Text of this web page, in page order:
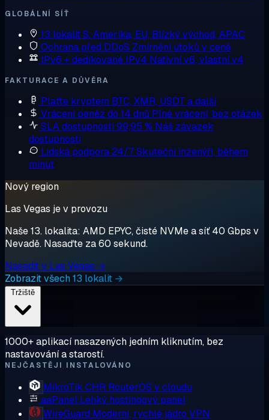
GLOBÁLNÍ SÍŤ
13 lokalitS. Amerika, EU, Blízký východ, APAC
Ochrana před DDoS Zmírnění útoků v ceně
IPv6 + dedikované IPv4 Nativní v6, vlastní v4
FAKTURACE A DŮVĚRA
Plaťte kryptem BTC, XMR, USDT a další
Vrácení peněz do 14 dnů Plné vrácení, bez otázek
SLA dostupnosti 99,95 % Náš závazek
dostupnosti
Lidská podpora 24/7Skuteční inženýři, během
minut
Nový region
Las Vegas je v provozu
Naše 13. lokalita: AMD EPYC, čisté NVMe a síť 40 Gbps v
Nevadě. Nasaďte za 60 sekund.
Nasadit v Las Vegas →
Zobrazit všech 13 lokalit →
1000+ aplikací nasazených jedním kliknutím, bez
nastavování a starostí.
NEJČASTĚJI INSTALOVÁNO
MikroTik CHR RouterOS v cloudu
aaPanel Lehký hostingový panel
WireGuard Moderní, rychlé jádro VPN